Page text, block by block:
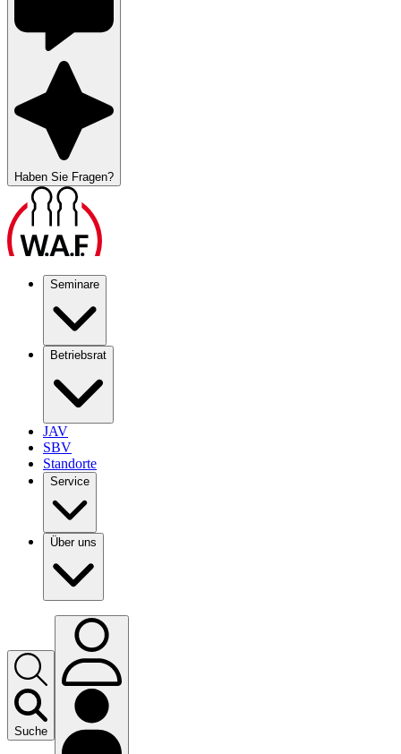
Haben Sie Fragen?
Seminare
Betriebsrat
JAV
SBV
Standorte
Service
Über uns
Suche